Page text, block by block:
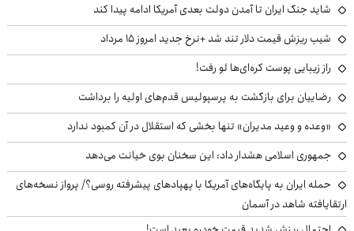
شاید جنگ ایران تا آمدن دولت بعدی آمریکا ادامه پیدا کند
شیب ریزش قیمت دلار تند شد +نرخ جدید امروز ۱۵ مرداد
راز زیبایی پوست کره‌ای‌ها لو رفت!
رضاییان برای بازگشت به پرسپولیس قدم‌های اولیه را برداشت
«وعده و وعید مدیران» تنها بخشی که استقلال در آن کمبود ندارد
جمهوری اسلامی هشدار داد: این سخنان بوی خیانت می‌دهد
حمله ایران به پایگاه‌های آمریکا با پهپادهای پیشرفته روسی؟/ پرواز نسخه‌های
ارتقایافته شاهد در آسمان